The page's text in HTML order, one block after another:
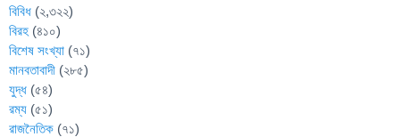
বিবিধ (২,৩২২)
বিরহ (৪১০)
বিশেষ সংখ্যা (৭১)
মানবতাবাদী (২৮৫)
যুদ্ধ (৫৪)
রম্য (৫১)
রাজনৈতিক (৭১)